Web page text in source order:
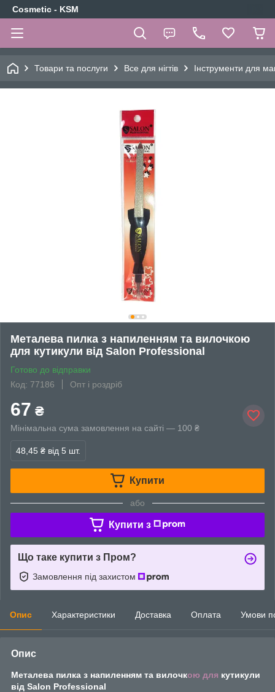
Cosmetic - KSM
Товари та послуги Все для нігтів Інструменти для
Металева пилка з напиленням та вилочкою
для кутикули від Salon Professional
Готово до відправки
Код: 77186
Опт і роздріб
67 ₴
Мінімальна сума замовлення на сайті — 100 ₴
48,45 ₴ від 5 шт.
Купити
або
Купити з
Що таке купити з Пром?
Замовлення під захистом
Опис Характеристики Доставка Оплата Умови
Опис
Металева пилка з напиленням та вилочкою для кутикули
від Salon Professional